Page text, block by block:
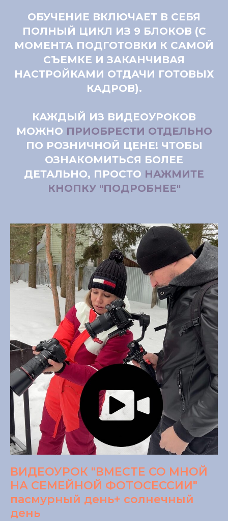
ОБУЧЕНИЕ ВКЛЮЧАЕТ В СЕБЯ
ПОЛНЫЙ ЦИКЛ ИЗ 9 БЛОКОВ (С
МОМЕНТА ПОДГОТОВКИ К САМОЙ
СЪЕМКЕ И ЗАКАНЧИВАЯ
НАСТРОЙКАМИ ОТДАЧИ ГОТОВЫХ
КАДРОВ).
КАЖДЫЙ ИЗ ВИДЕОУРОКОВ
МОЖНО ПРИОБРЕСТИ ОТДЕЛЬНО
ПО РОЗНИЧНОЙ ЦЕНЕ! ЧТОБЫ
ОЗНАКОМИТЬСЯ БОЛЕЕ
ДЕТАЛЬНО, ПРОСТО НАЖМИТЕ
КНОПКУ "ПОДРОБНЕЕ"
ВИДЕОУРОК "ВМЕСТЕ СО МНОЙ
НА СЕМЕЙНОЙ ФОТОСЕССИИ"
пасмурный день+ солнечный
день